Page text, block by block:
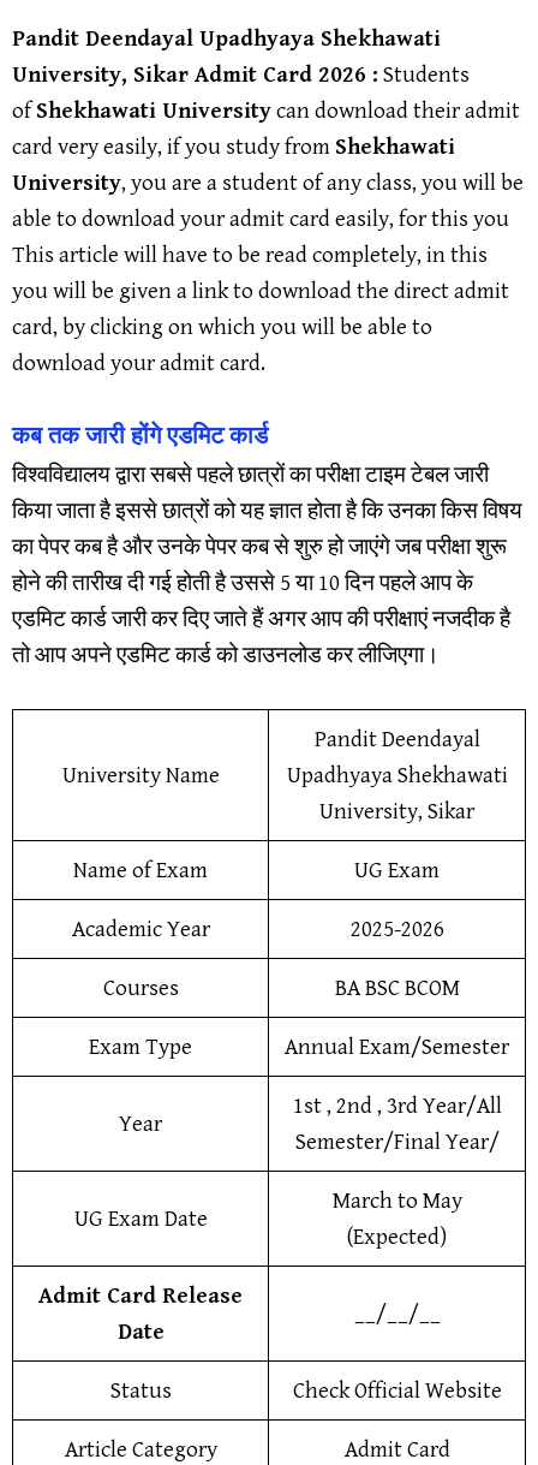
Pandit Deendayal Upadhyaya Shekhawati
University, Sikar Admit Card 2026 : Students
ofShekhawati Universitycan download their admit
card very easily, if you study from Shekhawati
University, you are a student of any class, you will be
able to download your admit card easily, for this you
This article will have to be read completely, in this
you will be given a link to download the direct admit
card, by clicking on which you will be able to
download your admit card.
कब तक जारी होंगे एडमिट कार्ड
विश्वविद्यालय द्वारा सबसे पहले छात्रों का परीक्षा टाइम टेबल जारी
किया जाता है इससे छात्रों को यह ज्ञात होता है कि उनका किस विषय
का पेपर कब है और उनके पेपर कब से शुरु हो जाएंगे जब परीक्षा शुरू
होने की तारीख दी गई होती है उससे 5 या 10 दिन पहले आप के
एडमिट कार्ड जारी कर दिए जाते हैं अगर आप की परीक्षाएं नजदीक है
तो आप अपने एडमिट कार्ड को डाउनलोड कर लीजिएगा।
University Name
Pandit Deendayal
Upadhyaya Shekhawati
University, Sikar
Name of Exam UG Exam
Academic Year 2025-2026
Courses BA BSC BCOM
Exam Type Annual Exam/Semester
Year
1st , 2nd , 3rd Year/All
Semester/Final Year/
UG Exam Date
March to May
(Expected)
Admit Card Release
Date
__/__/__
Status Check Official Website
Article Category Admit Card